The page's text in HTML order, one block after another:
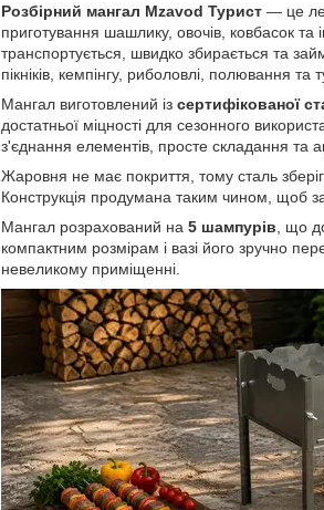
Розбірний мангал Mzavod Турист — це
приготування шашлику, овочів, ковбасок та
транспортується, швидко збирається та
пікніків, кемпінгу, риболовлі, полювання та
Мангал виготовлений із сертифікованої
достатньої міцності для сезонного
з'єднання елементів, просте складання та
Жаровня не має покриття, тому сталь
Конструкція продумана таким чином, щоб
Мангал розрахований на 5 шампурів , що
компактним розмірам і вазі його зручно
невеликому приміщенні.